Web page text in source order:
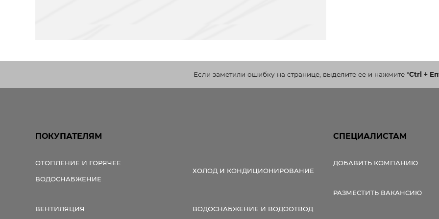
Если заметили ошибку на странице, выделите ее и нажмите"Ctrl +
ПОКУПАТЕЛЯМ
ОТОПЛЕНИЕ И ГОРЯЧЕЕ
ВОДОСНАБЖЕНИЕ
ХОЛОД И КОНДИЦИОНИРОВАНИЕ
ВЕНТИЛЯЦИЯ ВОДОСНАБЖЕНИЕ И ВОДООТВОД
СПЕЦИАЛИСТАМ
ДОБАВИТЬ КОМПАНИЮ
РАЗМЕСТИТЬ ВАКАНСИЮ